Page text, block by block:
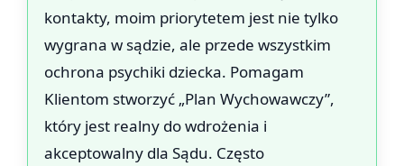
kontakty, moim priorytetem jest nie tylko
wygrana w sądzie, ale przede wszystkim
ochrona psychiki dziecka. Pomagam
Klientom stworzyć „Plan Wychowawczy”,
który jest realny do wdrożenia i
akceptowalny dla Sądu. Często